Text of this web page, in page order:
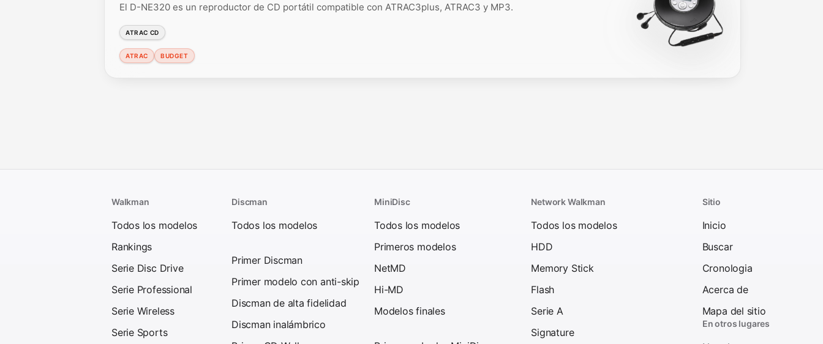
El D-NE320 es un reproductor de CD portátil compatible con ATRAC3plus, ATRAC3 y MP3.
ATRAC CD
ATRAC BUDGET
Walkman
Todos los modelos
Rankings
Serie Disc Drive
Serie Professional
Serie Wireless
Serie Sports
Discman
Todos los modelos
Primer Discman
Primer modelo con anti-skip
Discman de alta fidelidad
Discman inalámbrico
MiniDisc
Todos los modelos
Primeros modelos
NetMD
Hi-MD
Modelos finales
Network Walkman
Todos los modelos
HDD
Memory Stick
Flash
Serie A
Signature
Sitio
Inicio
Buscar
Cronologia
Acerca de
Mapa del sitio
En otros lugares